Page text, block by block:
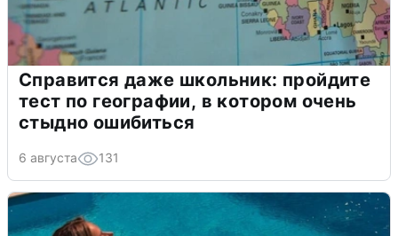
Справится даже школьник: пройдите
тест по географии, в котором очень
стыдно ошибиться
6 августа 131